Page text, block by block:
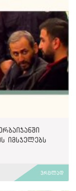
იმსჯელებს
ვრცლად